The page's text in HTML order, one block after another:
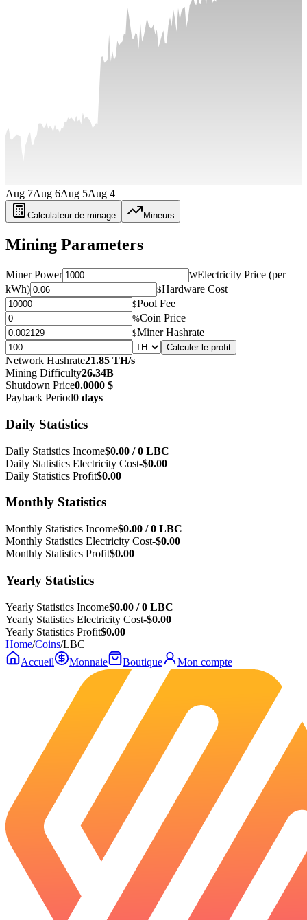
Aug 7Aug 6Aug 5Aug 4
Calculateur de minage Mineurs
Mining Parameters
Miner Power WElectricity Price (per
kWh)
$Hardware Cost
$Pool Fee
%Coin Price
$Miner Hashrate
Calculer le profit
Network Hashrate21.85 TH/s
Mining Difficulty26.34B
Shutdown Price0.0000 $
Payback Period0 days
Daily Statistics
Daily Statistics Income$0.00 / 0 LBC
Daily Statistics Electricity Cost-$0.00
Daily Statistics Profit$0.00
Monthly Statistics
Monthly Statistics Income$0.00 / 0 LBC
Monthly Statistics Electricity Cost-$0.00
Monthly Statistics Profit$0.00
Yearly Statistics
Yearly Statistics Income$0.00 / 0 LBC
Yearly Statistics Electricity Cost-$0.00
Yearly Statistics Profit$0.00
Home/Coins/LBC
Accueil
Monnaie Boutique Mon compte